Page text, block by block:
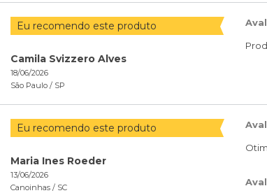
Eu recomendo este produto
Camila Svizzero Alves
18/06/2026
São Paulo / SP
Eu recomendo este produto
Maria Ines Roeder
13/06/2026
Canoinhas / SC